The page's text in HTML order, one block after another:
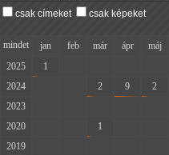
csak címeket
csak képeket
mindet jan feb már ápr máj
2025
1
2024
2 9 2
2023
2020
1
2019